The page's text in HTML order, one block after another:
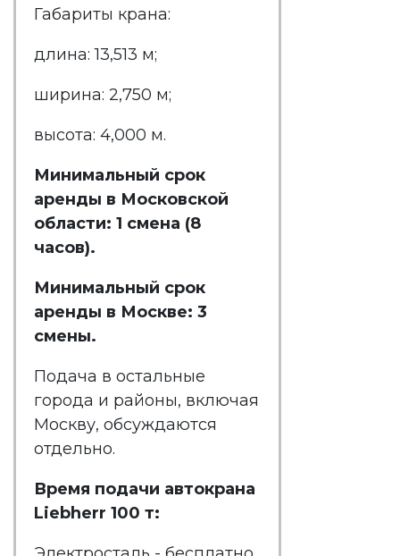
Габариты крана:
длина: 13,513 м;
ширина: 2,750 м;
высота: 4,000 м.
Минимальный срок
аренды в Московской
области: 1 смена (8
часов).
Минимальный срок
аренды в Москве: 3
смены.
Подача в остальные
города и районы, включая
Москву, обсуждаются
отдельно.
Время подачи автокрана
Liebherr 100 т: